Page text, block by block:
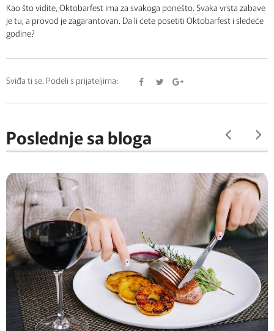
Kao što vidite, Oktobarfest ima za svakoga ponešto. Svaka vrsta zabave
je tu, a provod je zagarantovan. Da li ćete posetiti Oktobarfest i sledeće
godine?
Sviđa ti se. Podeli s prijateljima:
Poslednje sa bloga